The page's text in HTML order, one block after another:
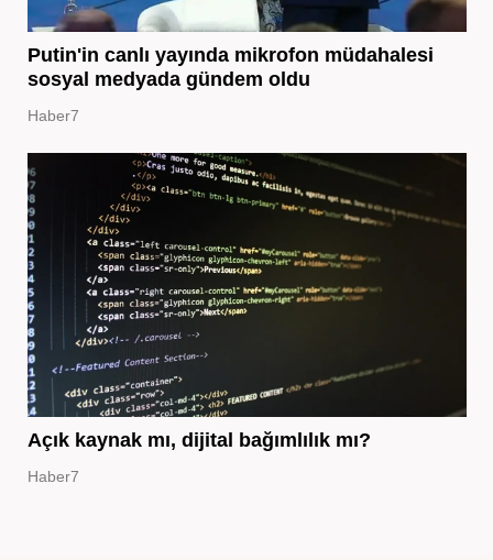
Putin'in canlı yayında mikrofon müdahalesi
sosyal medyada gündem oldu
Haber7
Açık kaynak mı, dijital bağımlılık mı?
Haber7